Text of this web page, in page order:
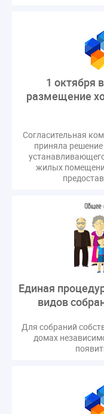
1 октября
размещение
Согласительная
приняла решение
жилых
Единая
видов
Для собраний
домах